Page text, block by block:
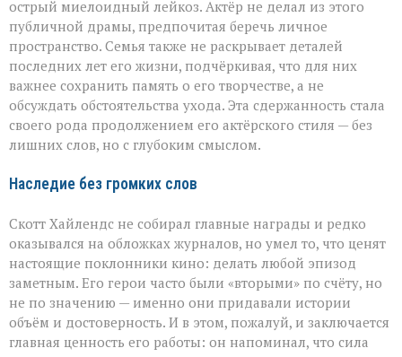
острый миелоидный лейкоз. Актёр не делал из этого
публичной драмы, предпочитая беречь личное
пространство. Семья также не раскрывает деталей
последних лет его жизни, подчёркивая, что для них
важнее сохранить память о его творчестве, а не
обсуждать обстоятельства ухода. Эта сдержанность стала
своего рода продолжением его актёрского стиля — без
лишних слов, но с глубоким смыслом.
Наследие без громких слов
Скотт Хайлендс не собирал главные награды и редко
оказывался на обложках журналов, но умел то, что ценят
настоящие поклонники кино: делать любой эпизод
заметным. Его герои часто были «вторыми» по счёту, но
не по значению — именно они придавали истории
объём и достоверность. И в этом, пожалуй, и заключается
главная ценность его работы: он напоминал, что сила